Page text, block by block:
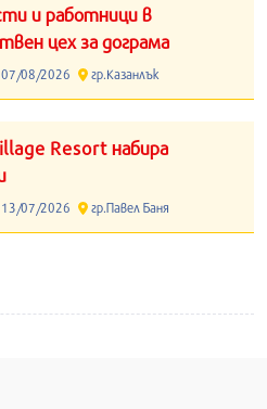
и работници в
цех за дограма
08/2026 гр.Казанлък
Resort набира
07/2026 гр.Павел Баня